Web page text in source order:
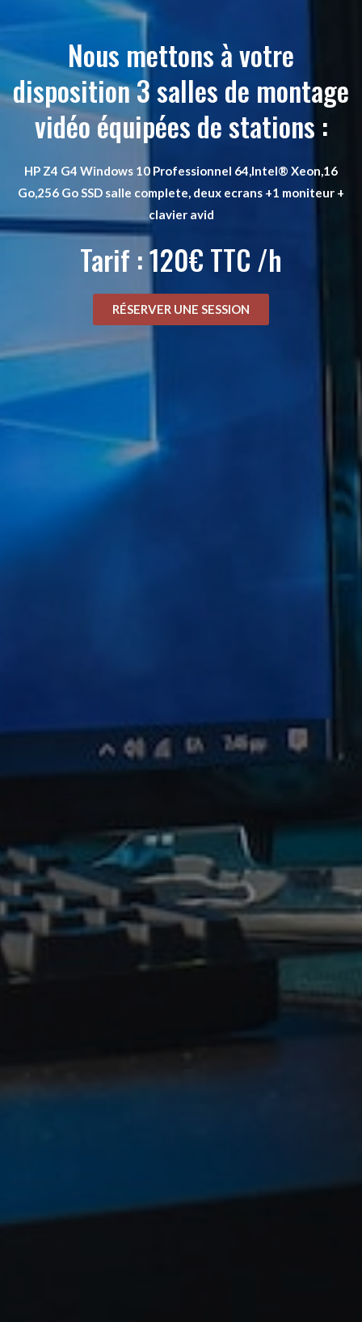
Nous mettons à votre
disposition 3 salles de montage
vidéo équipées de stations :
HP Z4 G4 Windows 10 Professionnel 64,Intel® Xeon,16
Go,256 Go SSD salle complete, deux ecrans +1 moniteur +
clavier avid
Tarif : 120€ TTC /h
RÉSERVER UNE SESSION